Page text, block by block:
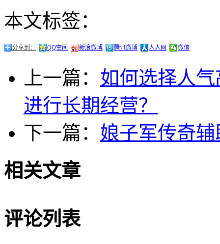
本文标签：
分享到： QQ空间 新浪微博 腾讯微博 人人网 微信
上一篇： 如何选择人
进行长期经营？
下一篇： 娘子军传奇
相关文章
评论列表